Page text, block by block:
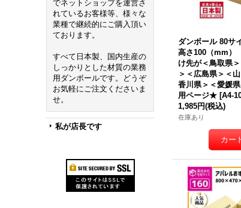
でネットショップを運営さ
れているお客様等、様々な
業種で継続的にご購入頂い
ております。
すべて日本製、国内生産の
しっかりとした材質の業務
用ダンボールです。どうぞ
お気軽にご注文くださいま
せ。
私が店長です
ダンボール 80サ
高さ100（mm）
け先が＜鳥取県
＞＜広島県＞＜
香川県＞＜愛媛
用ページ★ [A4-
1,985円(税込)
在庫あり